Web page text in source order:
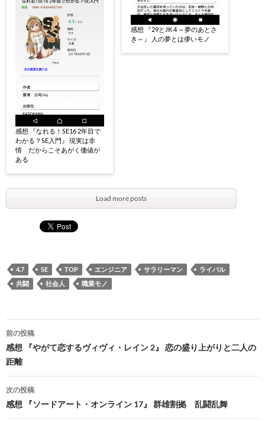
感想 『なれる！SE16 2年目で
わかる？SE入門』 現実は非
情 だからこそあがく価値が
ある
感想 『29とJK 4 ～夢のあとさ
き～』 人の夢とは儚いモノ
Load more posts
4.7 SE TOP エンジニア サラリーマン
ライバル
共闘
社会人 職業モノ
投
稿
ナ
ビ
ゲ
前の投稿
感想 『やがて恋するヴィヴィ・レイン 2』 恋の盛り上がりと二人の
距離
次の投稿
感想 『ソードアート・オンライン 17』 群雄割拠 乱闘乱舞